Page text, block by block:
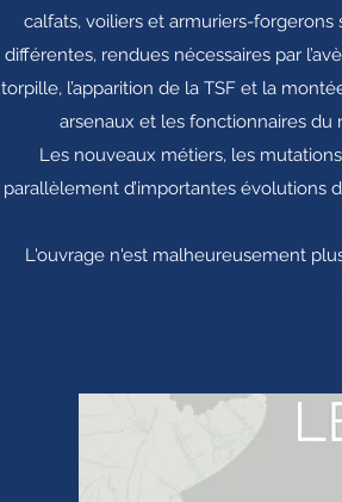
calfats, voiliers et armuriers-
différentes, rendues nécessaires par
torpille, l’apparition de la TSF et la
arsenaux et les fonctionnaires du
Les nouveaux métiers, les
parallèlement d’importantes évolutions
L'ouvrage n'est malheureusement